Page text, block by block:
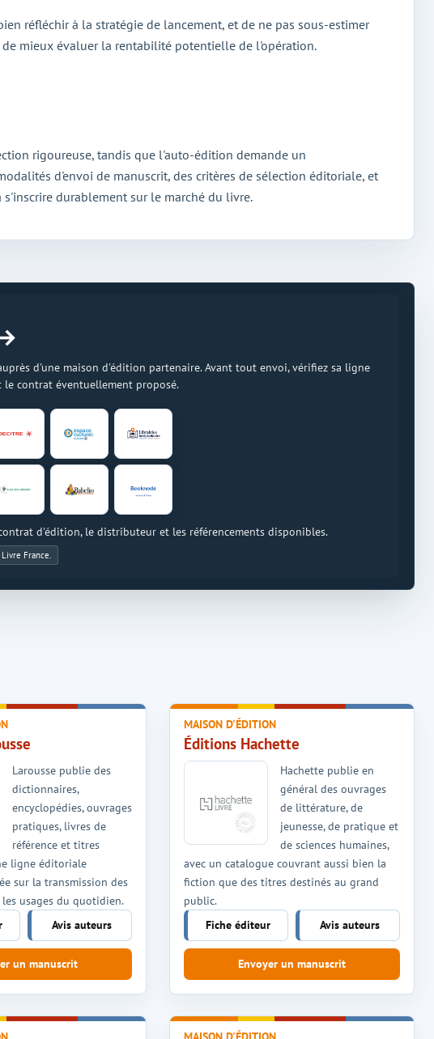
réfléchir à la stratégie de lancement, et de ne pas sous-estimer
mieux évaluer la rentabilité potentielle de l'opération.
rigoureuse, tandis que l'auto-édition demande un
d'envoi de manuscrit, des critères de sélection éditoriale, et
durablement sur le marché du livre.
→
d'une maison d'édition partenaire. Avant tout envoi, vérifiez sa ligne
contrat éventuellement proposé.
d'édition, le distributeur et les référencements disponibles.
France.
MAISON D'ÉDITION
Éditions Hachette
Hachette publie en
général des ouvrages
de littérature, de
jeunesse, de pratique et
de sciences humaines,
avec un catalogue couvrant aussi bien la
fiction que des titres destinés au grand
public.
Fiche éditeur
Avis auteurs
Envoyer un manuscrit
Larousse publie des
dictionnaires,
encyclopédies, ouvrages
pratiques, livres de
référence et titres
ligne éditoriale
sur la transmission des
les usages du quotidien.
Avis auteurs
un manuscrit